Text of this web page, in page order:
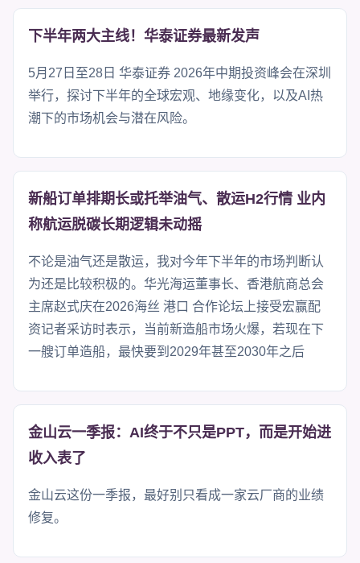
下半年两大主线！华泰证券最新发声
5月27日至28日 华泰证券 2026年中期投资峰会在深圳
举行，探讨下半年的全球宏观、地缘变化，以及AI热
潮下的市场机会与潜在风险。
新船订单排期长或托举油气、散运H2行情 业内
称航运脱碳长期逻辑未动摇
不论是油气还是散运，我对今年下半年的市场判断认
为还是比较积极的。华光海运董事长、香港航商总会
主席赵式庆在2026海丝 港口 合作论坛上接受宏赢配
资记者采访时表示，当前新造船市场火爆，若现在下
一艘订单造船，最快要到2029年甚至2030年之后
金山云一季报：AI终于不只是PPT，而是开始进
收入表了
金山云这份一季报，最好别只看成一家云厂商的业绩
修复。